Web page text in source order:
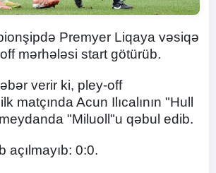
Premyer Liqaya vəsiqə
mərhələsi start götürüb.
verir ki, pley-off
matçında Acun Ilıcalının "Hull
"Miluoll"u qəbul edib.
açılmayıb: 0:0.